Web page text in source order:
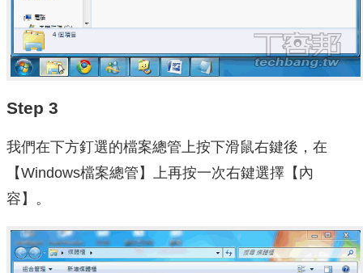
Step 3
我們在下方釘選的檔案總管上按下滑鼠右鍵後，在
【Windows檔案總管】上再按一次右鍵選擇【內
容】。